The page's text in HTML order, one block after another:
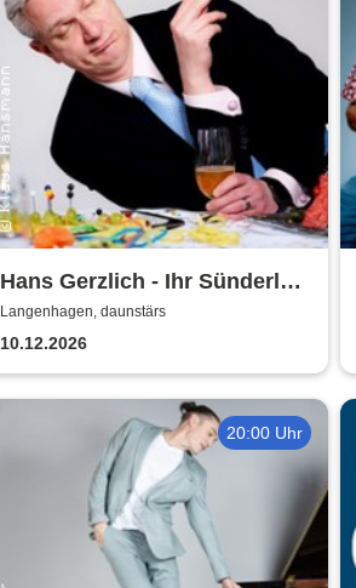
Hans Gerzlich - Ihr Sünderlein
kommet - Adventskabarett
Langenhagen, daunstärs
10.12.2026
20:00 Uhr